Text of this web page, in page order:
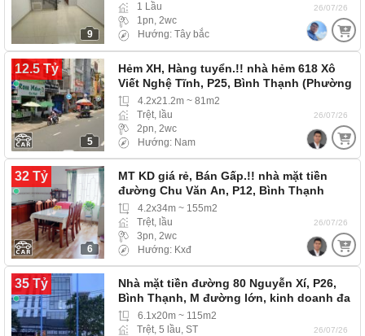
9
1 Lầu
1pn, 2wc
Hướng: Tây bắc
26/07/26
12.5 Tỷ
5
Hẻm XH, Hàng tuyển.!! nhà hẻm 618 Xô
Viết Nghệ Tĩnh, P25, Bình Thạnh (Phường
Thạnh Mỹ…
4.2x21.2m ~ 81m2
Trệt, lầu
2pn, 2wc
Hướng: Nam
26/07/26
32 Tỷ
6
MT KD giá rẻ, Bán Gấp.!! nhà mặt tiền
đường Chu Văn An, P12, Bình Thạnh
(Phường Bình…
4.2x34m ~ 155m2
Trệt, lầu
3pn, 2wc
Hướng: Kxđ
26/07/26
35 Tỷ
Nhà mặt tiền đường 80 Nguyễn Xí, P26,
Bình Thạnh, M đường lớn, kinh doanh đa
ngành…
6.1x20m ~ 115m2
Trệt, 5 lầu, ST
26/07/26